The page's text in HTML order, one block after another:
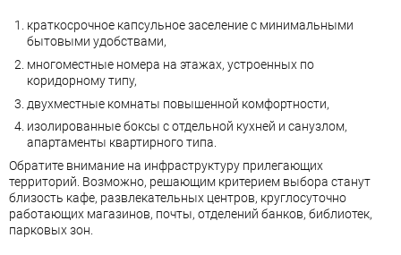
краткосрочное капсульное заселение с минимальными
бытовыми удобствами,
многоместные номера на этажах, устроенных по
коридорному типу,
двухместные комнаты повышенной комфортности,
изолированные боксы с отдельной кухней и санузлом,
апартаменты квартирного типа.
Обратите внимание на инфраструктуру прилегающих
территорий. Возможно, решающим критерием выбора станут
близость кафе, развлекательных центров, круглосуточно
работающих магазинов, почты, отделений банков, библиотек,
парковых зон.